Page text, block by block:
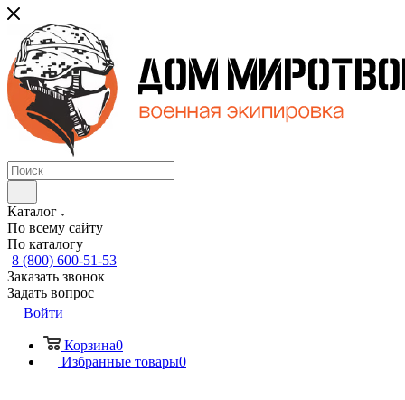
Каталог
По всему сайту
По каталогу
8 (800) 600-51-53
Заказать звонок
Задать вопрос
Войти
Корзина0
Избранные товары0